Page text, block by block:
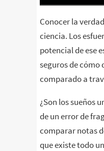
Conocer la
ciencia. Los
potencial de ese
seguros de cómo
comparado a
¿Son los sueños
de un error de
comparar notas
que existe todo